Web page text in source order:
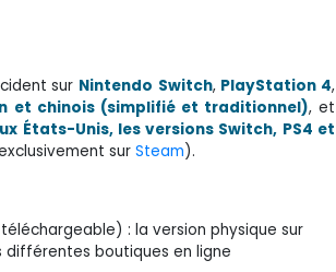
sur Nintendo Switch, PlayStation 4,
et chinois (simplifié et traditionnel), et
États-Unis, les versions Switch, PS4 et
sur Steam).
: la version physique sur
différentes boutiques en ligne